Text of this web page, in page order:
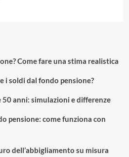
Come fare una stima realistica
i soldi dal fondo pensione?
50 anni: simulazioni e differenze
pensione: come funziona con
dell’abbigliamento su misura